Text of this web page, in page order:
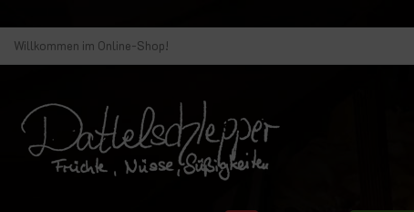
Willkommen im Online-Shop!